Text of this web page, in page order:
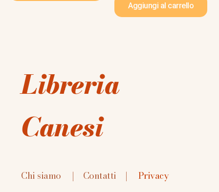
Aggiungi al carrello
Libreria
Canesi
Chi siamo | Contatti | Privacy